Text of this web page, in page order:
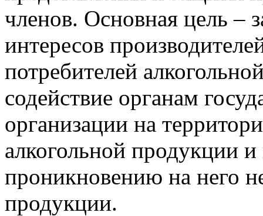
членов. Основная цель –
интересов
потребителей
содействие органам
организации на
алкогольной продукции и
проникновению на него
продукции.